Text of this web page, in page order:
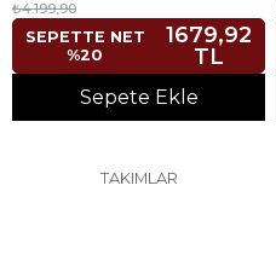
₺4.199,90
SEPETTE NET
%20
1679,92
TL
Sepete Ekle
TAKIMLAR